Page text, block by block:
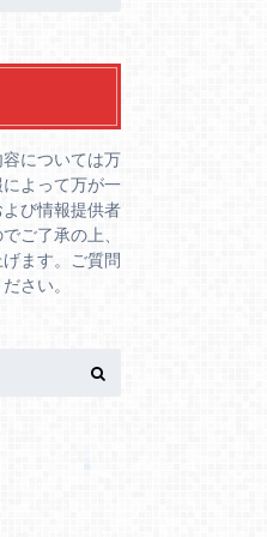
については万
よって万が一
び情報提供者
ご了承の上、
ます。ご質問
さい。